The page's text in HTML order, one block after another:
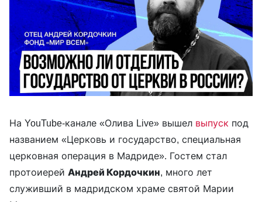
На YouTube-канале «Олива Live» вышел выпуск под
названием «Церковь и государство, специальная
церковная операция в Мадриде». Гостем стал
протоиерей Андрей Кордочкин, много лет
служивший в мадридском храме святой Марии